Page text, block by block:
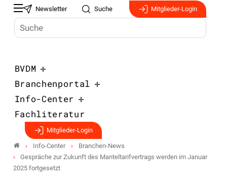
Newsletter Suche Mitglieder-Login
BVDM
Branchenportal
Info-Center
Fachliteratur
Mitglieder-Login
Info-Center
Branchen-News
Gespräche zur Zukunft des Manteltarifvertrags werden im Januar
2025 fortgesetzt